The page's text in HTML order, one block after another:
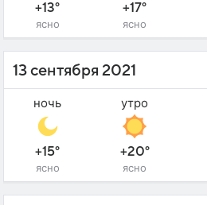
+13°
ясно
+17°
ясно
13 сентября 2021
ночь
+15°
ясно
утро
+20°
ясно